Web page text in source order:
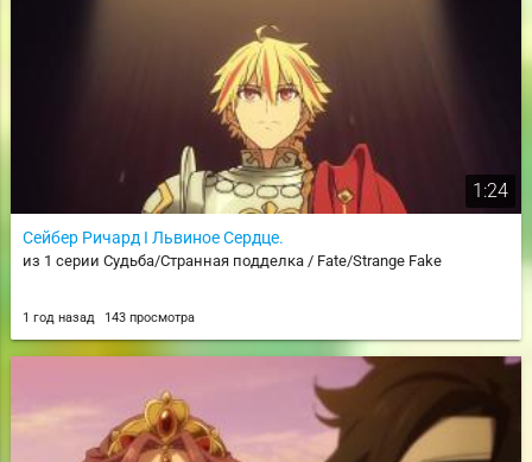
1:24
Сейбер Ричард I Львиное Сердце.
из 1 серии Судьба/Странная подделка / Fate/Strange Fake
1 год назад 143 просмотра